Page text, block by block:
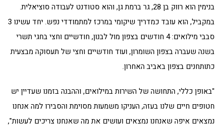
בנימין הוא רווק בן 28, גר ברמת גן, והוא סטודנט לעבודה סוציאלית.
במקביל, הוא עובד כמדריך שיקומי במרכז למתמודדי נפש. יחד עשינו 3
סבבי מילואים: 4 חודשים בצפון מול לבנון, חודשיים וחצי בחגי תשרי
בשנה שעברה בצפון השומרון, ועוד חודשיים וחצי של תעסוקה מבצעית
כתותחנים בצפון באביב האחרון.
"באופן כללי, התחושה של השירות במילואים, וההבנה בזמנו שעדיין יש
חטופים חיים שלנו בעזה, העניקו משמעות מסוימת והסבירו למה אנחנו
נמצאים איפה שאנחנו נמצאים ועושים את מה שאנחנו צריכים לעשות",